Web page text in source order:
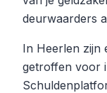
deurwaarders
In Heerlen zijn
getroffen voor